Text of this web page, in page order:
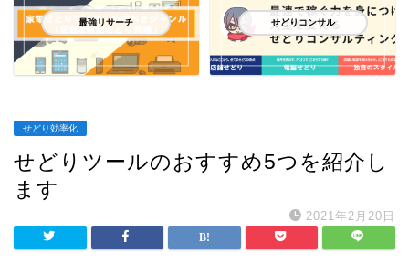
最強リサーチ せどりコンサル
せどり効率化
せどりツールのおすすめ5つを紹介し
ます
2021年2月20日